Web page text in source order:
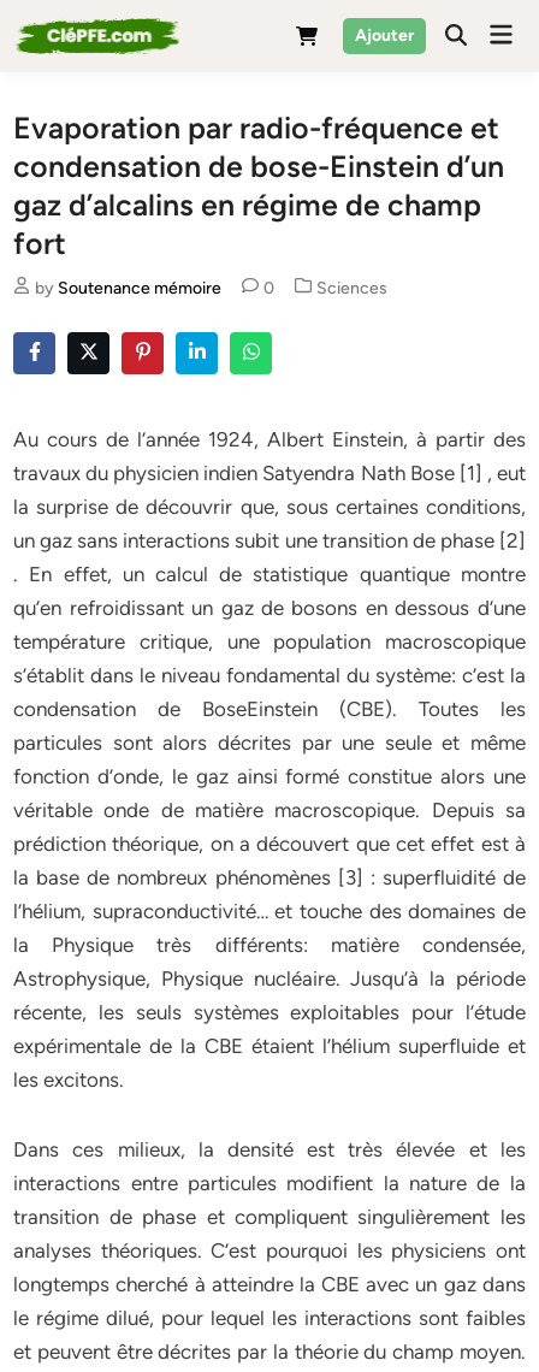
to
Ajouter
Evaporation par radio-fréquence et
condensation de bose-Einstein d’un
gaz d’alcalins en régime de champ
fort
by Soutenance mémoire 0
Posted
Sciences
Au cours de l’année 1924, Albert Einstein, à partir des
travaux du physicien indien Satyendra Nath Bose [1] , eut
la surprise de découvrir que, sous certaines conditions,
un gaz sans interactions subit une transition de phase [2]
. En effet, un calcul de statistique quantique montre
qu’en refroidissant un gaz de bosons en dessous d’une
température critique, une population macroscopique
s’établit dans le niveau fondamental du système: c’est la
condensation de BoseEinstein (CBE). Toutes les
particules sont alors décrites par une seule et même
fonction d’onde, le gaz ainsi formé constitue alors une
véritable onde de matière macroscopique. Depuis sa
prédiction théorique, on a découvert que cet effet est à
la base de nombreux phénomènes [3] : superfluidité de
l’hélium, supraconductivité… et touche des domaines de
la Physique très différents: matière condensée,
Astrophysique, Physique nucléaire. Jusqu’à la période
récente, les seuls systèmes exploitables pour l’étude
expérimentale de la CBE étaient l’hélium superfluide et
les excitons.
Dans ces milieux, la densité est très élevée et les
interactions entre particules modifient la nature de la
transition de phase et compliquent singulièrement les
analyses théoriques. C’est pourquoi les physiciens ont
longtemps cherché à atteindre la CBE avec un gaz dans
le régime dilué, pour lequel les interactions sont faibles
et peuvent être décrites par la théorie du champ moyen.